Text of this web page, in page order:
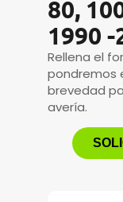
80,
1990 -
Rellena el
pondremos
brevedad
avería.